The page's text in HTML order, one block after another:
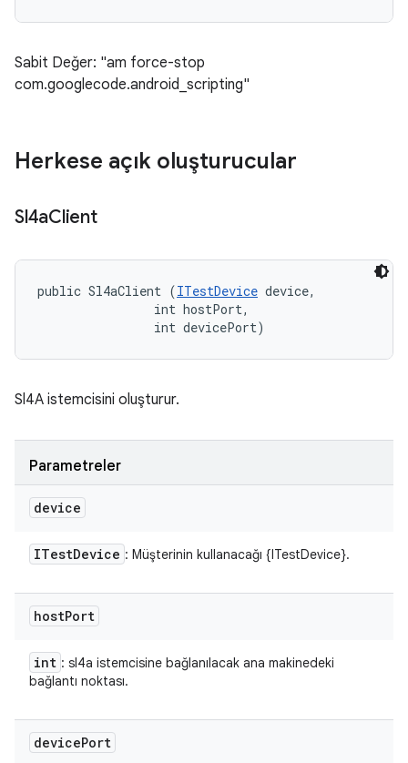
Sabit Değer: "am force-stop
com.googlecode.android_scripting"
Herkese açık oluşturucular
Sl4aClient
public Sl4aClient (ITestDevice device,
                int hostPort,
                int devicePort)
Sl4A istemcisini oluşturur.
Parametreler
device
ITestDevice : Müşterinin kullanacağı {ITestDevice}.
hostPort
int : sl4a istemcisine bağlanılacak ana makinedeki
bağlantı noktası.
devicePort